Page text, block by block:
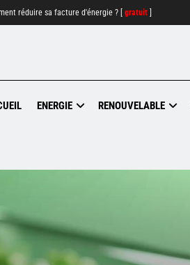
réduire sa facture d'énergie ? [ gratuit
ENERGIE RENOUVELABLE